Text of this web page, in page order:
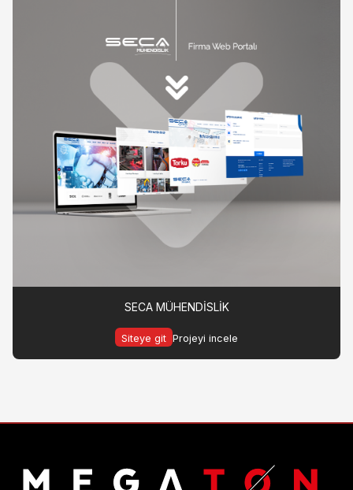
SECA MÜHENDİSLİK
Siteye git Projeyi incele